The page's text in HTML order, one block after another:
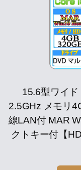
15.6型ワイ
2.5GHz メモリ
線LAN付 MAR
クトキー付【